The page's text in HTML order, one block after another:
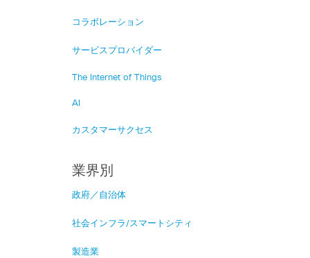
コラボレーション
サービスプロバイダー
The Internet of Things
AI
カスタマーサクセス
業界別
政府／自治体
社会インフラ/スマートシティ
製造業